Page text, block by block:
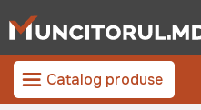
Catalog produse